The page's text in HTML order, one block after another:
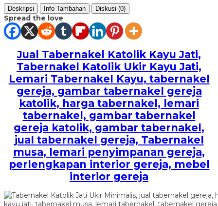
Deskripsi Info Tambahan Diskusi (0)
Spread the love
Jual Tabernakel Katolik Kayu Jati,
Tabernakel Katolik Ukir Kayu Jati,
Lemari Tabernakel Kayu, tabernakel
gereja, gambar tabernakel gereja
katolik, harga tabernakel, lemari
tabernakel, gambar tabernakel
gereja katolik, gambar tabernakel,
jual tabernakel gereja, Tabernakel
musa, lemari penyimpanan gereja,
perlengkapan interior gereja, mebel
interior gereja